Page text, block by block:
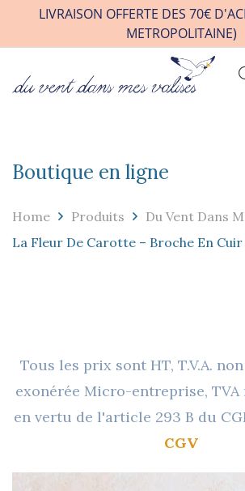
INFOS PRATIQUES
CONTACT
FAQ
REVENDEURS
LIVRAISON OFFERTE DES 70€
METROPOLITAINE)
Boutique en ligne
Home Produits
Du Vent Dans
La Fleur De Carotte – Broche En Cuir
Tous les prix sont HT, T.V.A.
exonérée Micro-entreprise,
en vertu de l'article 293 B du
CGV